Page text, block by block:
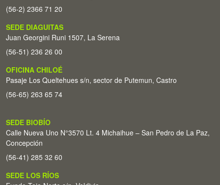
(56-2) 2366 71 20
SEDE DIAGUITAS
Juan Georgini Runi 1507, La Serena
(56-51) 236 26 00
OFICINA CHILOÉ
Pasaje Los Queltehues s/n, sector de Putemun, Castro
(56-65) 263 65 74
SEDE BIOBÍO
Calle Nueva Uno N°3570 Lt. 4 Michaihue – San Pedro de La Paz,
Concepción
(56-41) 285 32 60
SEDE LOS RÍOS